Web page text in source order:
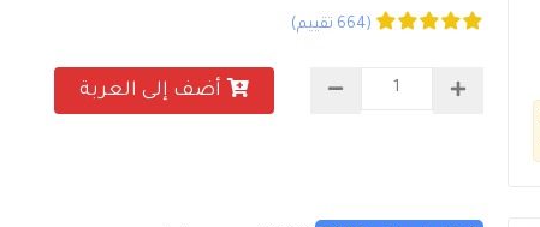
(664 تقييم)
أضف إلى العربة